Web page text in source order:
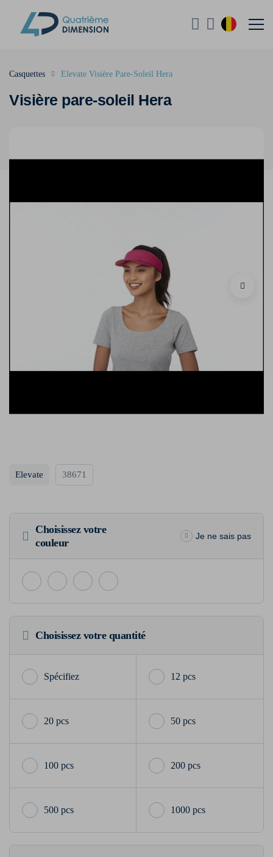
Visière pare-soleil Hera
Casquettes Elevate Visière Pare-Soleil Hera
Elevate 38671
Choisissez votre
couleur
Je ne sais pas
Choisissez votre quantité
12 pcs
20 pcs 50 pcs
100 pcs 200 pcs
500 pcs 1000 pcs